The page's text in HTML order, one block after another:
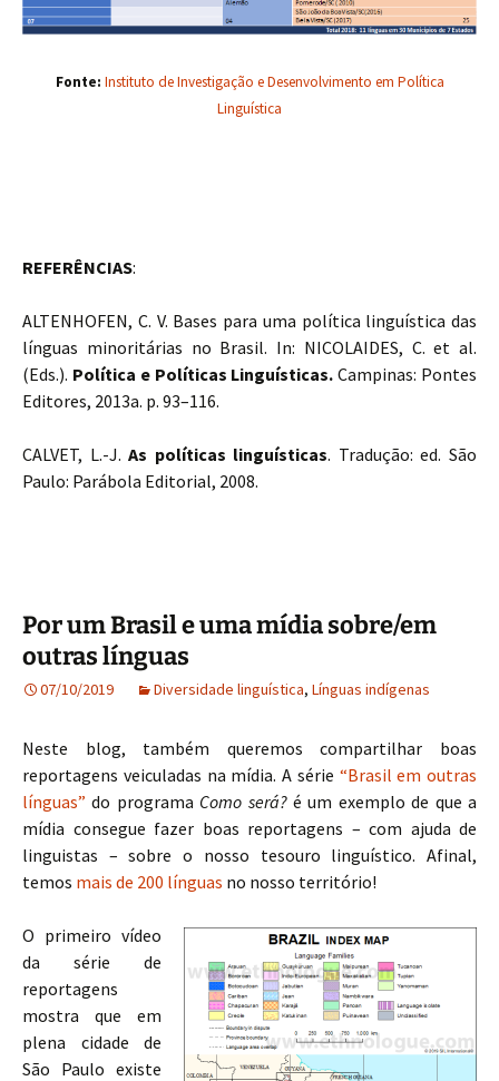
Fonte: Instituto de Investigação e Desenvolvimento em Política
Linguística
REFERÊNCIAS:
ALTENHOFEN, C. V. Bases para uma política linguística das
línguas minoritárias no Brasil. In: NICOLAIDES, C. et al.
(Eds.). Política e Políticas Linguísticas. Campinas: Pontes
Editores, 2013a. p. 93–116.
CALVET, L.-J.As políticas linguísticas. Tradução: ed. São
Paulo: Parábola Editorial, 2008.
Por um Brasil e uma mídia sobre/em
outras línguas
07/10/2019 Diversidade linguística, Línguas indígenas
Neste blog, também queremos compartilhar boas
reportagens veiculadas na mídia. A série “Brasil em outras
línguas” do programa Como será?é um exemplo de que a
mídia consegue fazer boas reportagens – com ajuda de
linguistas – sobre o nosso tesouro linguístico. Afinal,
temos mais de 200 línguas no nosso território!
O primeiro vídeo
da série de
reportagens
mostra que em
plena cidade de
São Paulo existe